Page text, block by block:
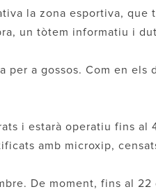
la zona esportiva,
un tòtem informatiu i
a gossos. Com en els
i estarà operatiu fins al
amb microxip,
De moment, fins al